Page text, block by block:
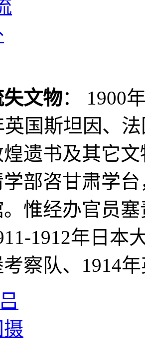
文物： 1900
英国斯坦因、
遗书及其它
部咨甘肃学
。惟经办官员
1912年日本
察队、1914